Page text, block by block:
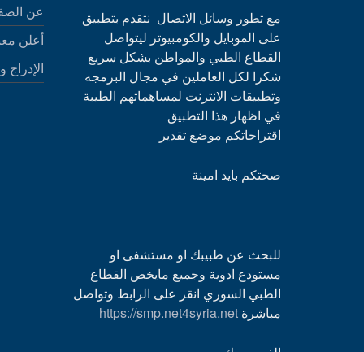
مع تطور وسائل الاتصال نتقدم بتطبيق
على الموبايل والكومبيوتر ليتواصل
القطاع الطبي والمواطن بشكل سريع
شكرا لكل العاملين في مجال البرمجه
وتطبيقات الانترنت لمساهماتهم الطيبة
في اظهار هذا التطبيق
اقتراحاتكم موضع تقدير
صحتكم بايد امينة
للبحث عن طبيبك او مستشفى او
مستودع ادوية وجميع مايخص القطاع
الطبي السوري انقر على الرابط وتواصل
مباشرة https://smp.net4syria.net
عن
أعلن
الإدراج